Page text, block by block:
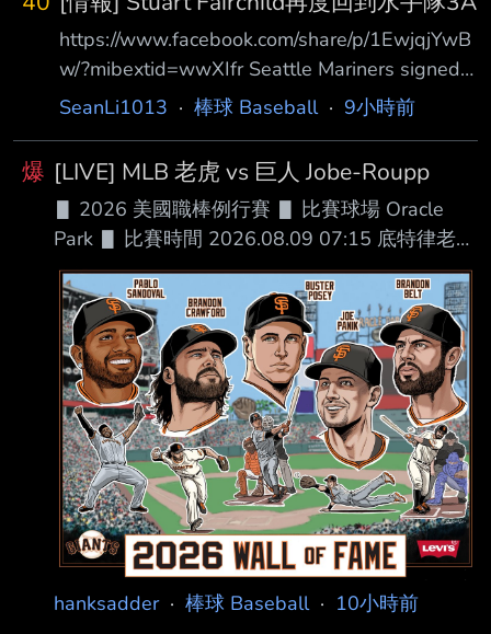
https://www.facebook.com/share/p/1EwjqjYwB
w/?mibextid=wwXIfr Seattle Mariners signed
free agent CF Stuart Fairchild to a minor
to Tacoma Rainiers. 快訊，昨天成為自由球員的
#費仔，今天又跟水手簽下小聯盟合約，同時指
派到 3A。 --
SeanLi1013 · 棒球 Baseball· 9小時前
爆 [LIVE] MLB 老虎 vs 巨人 Jobe-Roupp
▋ 2026 美國職棒例行賽 ▋ 比賽球場 Oracle
Park ▋ 比賽時間 2026.08.09 07:15 底特律老虎
█ AVG OBP SLG OPS HR RBI SB BB １.Kevin
McGonigle (L) 3B .289 .395 .434 .829 12 44
11 73 ２.Gleyber Torres (R) 2B .266 .382 .399
.781 7 29 0 39 ３.Dillon Dingler (R) C .275
.339 .531 .870 26 79
hanksadder· 棒球 Baseball· 10小時前